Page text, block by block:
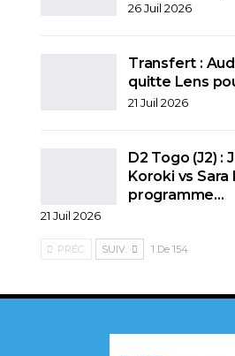
26 Juil 2026
Transfert :
quitte Lens
21 Juil 2026
D2 Togo (J2) :
Koroki vs Sara
programme…
21 Juil 2026
PRÉC. SUIV. 1 De 154